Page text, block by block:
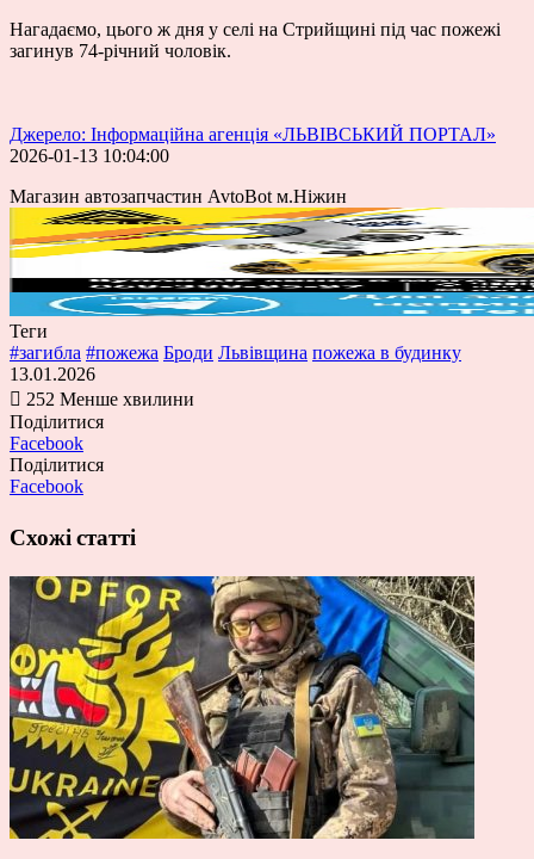
Нагадаємо, цього ж дня у селі на Стрийщині під час пожежі
загинув 74-річний чоловік.
Джерело: Інформаційна агенція «ЛЬВІВСЬКИЙ ПОРТАЛ»
2026-01-13 10:04:00
Магазин автозапчастин AvtoBot м.Ніжин
Теги
#загибла #пожежа Броди Львівщина пожежа в будинку
13.01.2026
252 Менше хвилини
Поділитися
Facebook
Поділитися
Facebook
Схожі статті